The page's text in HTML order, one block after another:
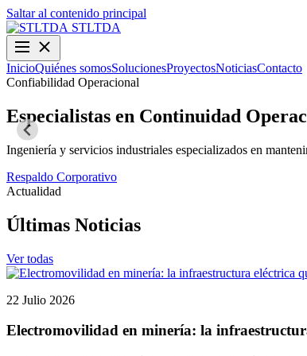
Saltar al contenido principal
STLTDA
InicioQuiénes somosSolucionesProyectosNoticiasContacto
Confiabilidad Operacional
Especialistas en Continuidad
Ingeniería y servicios industriales especializados en
Respaldo Corporativo
Actualidad
Últimas Noticias
Ver todas
22 Julio 2026
Electromovilidad en minería: la